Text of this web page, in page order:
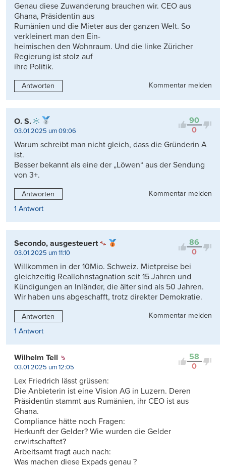
Genau diese Zuwanderung brauchen wir. CEO aus
Ghana, Präsidentin aus
Rumänien und die Mieter aus der ganzen Welt. So
verkleinert man den Ein-
heimischen den Wohnraum. Und die linke Züricher
Regierung ist stolz auf
ihre Politik.
Antworten Kommentar melden
90
0
O. S.
03.01.2025 um 09:06
Warum schreibt man nicht gleich, dass die Gründerin A
ist.
Besser bekannt als eine der „Löwen“ aus der Sendung
von 3+.
Antworten
Kommentar melden
1 Antwort
86
0
Secondo, ausgesteuert
03.01.2025 um 11:10
Willkommen in der 10Mio. Schweiz. Mietpreise bei
gleichzeitig Reallohnstagnation seit 15 Jahren und
Kündigungen an Inländer, die älter sind als 50 Jahren.
Wir haben uns abgeschafft, trotz direkter Demokratie.
Antworten
Kommentar melden
1 Antwort
58
0
Wilhelm Tell
03.01.2025 um 12:05
Lex Friedrich lässt grüssen:
Die Anbieterin ist eine Vision AG in Luzern. Deren
Präsidentin stammt aus Rumänien, ihr CEO ist aus
Ghana.
Compliance hätte noch Fragen:
Herkunft der Gelder? Wie wurden die Gelder
erwirtschaftet?
Arbeitsamt fragt auch nach:
Was machen diese Expads genau ?